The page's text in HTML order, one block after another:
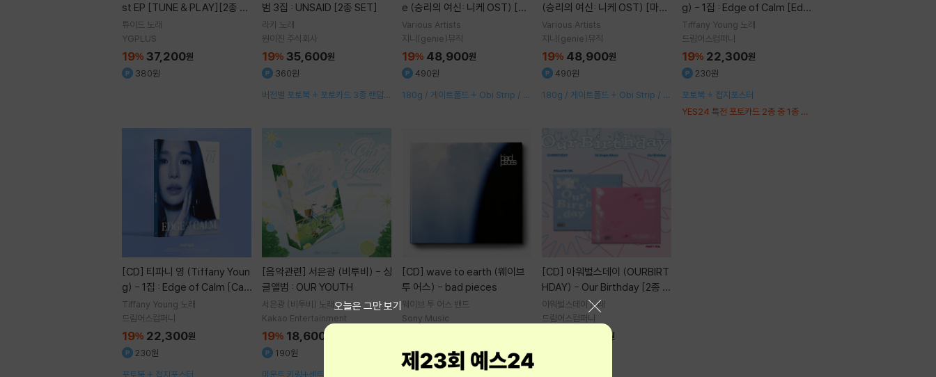
st EP [TUNE & PLAY][2종 SE
T]
튜이드 노래
YGPLUS
19% 37,200원
380원
범 3집 : UNSAID [2종 SET]
라키
노래
원이진 주식회사
19% 35,600원
360원
버전별 포토북 + 포토카드 3종 랜덤 +
e (승리의 여신: 니케 OST) [마
블 컬러 LP]
Various Artists
지니(genie)뮤직
19% 48,900원
490원
180g / 게이트폴드 + Obi Strip / 크
(승리의 여신: 니케 OST) [마블
컬러 LP]
Various Artists
지니(genie)뮤직
19% 48,900원
490원
180g / 게이트폴드 + Obi Strip / 크
g) - 1집 : Edge of Calm [Edg
e Ver.]
Tiffany Young 노래
드림어스컴퍼니
YES24 특전 포토카드 2종 중 1종 랜
19% 22,300원
230원
포토북 + 접지포스터
[CD]
g) - 1집 : Edge of Calm [Cal
m Ver.]
Tiffany Young 노래
드림어스컴퍼니
19% 22,300원
230원
포토북 + 접지포스터
[음악관련]
글앨범 : OUR YOUTH
서은광 (비투비) 노래
Kakao Entertainment
19% 18,600
190원
마운트 키링+센트 카드+컨셉 포토카
[CD]
투 어스) - bad pieces
웨이브 투 어스 밴드
Sony Music
200원
10.0(1)
[CD]
HDAY) - Our Birthday [2종 S
ET]
아워벌스데이 노래
드림어스컴퍼니
원
오늘은 그만 보기